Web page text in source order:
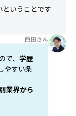
いうことです
西田さん
、 学歴
やすい条
業界から